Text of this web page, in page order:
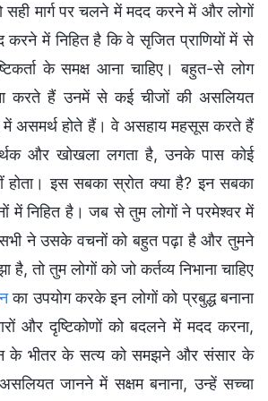
सही मार्ग पर चलने में मदद करने में और लोगों
में निहित है कि वे सृजित प्राणियों में से
के समक्ष आना चाहिए। बहुत-से लोग
करते हैं उनमें से कई चीजों की असलियत
में असमर्थ होते हैं। वे असहाय महसूस करते हैं
और खोखला लगता है, उनके पास कोई
होता। इस सबका स्रोत क्या है? इन सबका
में निहित है। जब से तुम लोगों ने परमेश्वर में
सभी ने उसके वचनों को बहुत पढ़ा है और तुमने
तो तुम लोगों को जो कर्तव्य निभाना चाहिए
का उपयोग करके इन लोगों को प्रबुद्ध बनाना
और दृष्टिकोणों को बदलने में मदद करना,
के भीतर के सत्य को समझने और संसार के
जानने में सक्षम बनाना, उन्हें सच्चा